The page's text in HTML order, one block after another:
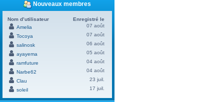
Nouveaux membres
Nom d’utilisateur
Enregistré le
Amelia
07 août
Tocoya
07 août
salinosk
06 août
ayayema
05 août
ramfuture
04 août
Narbe62
04 août
Clau
23 juil.
soleil
17 juil.